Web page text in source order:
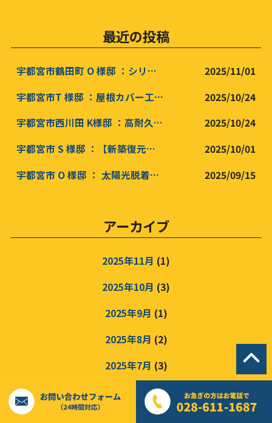
o
k
最近の投稿
宇都宮市鶴田町 O 様邸 ：シリコン屋根塗装 /シリコン外壁塗装工事 /木部塗装
2025/11/01
宇都宮市T 様邸 ：屋根カバー工事/ 高耐久遮断熱外壁塗装工事 ダブルトーン塗装/新築マット仕上げ
2025/10/24
宇都宮市西川田 K様邸 ：高耐久遮断熱外壁塗装工事 積水ハウス新築再現塗装工事
2025/10/24
宇都宮市 S 様邸 ：【新築復元塗装工事】遮熱屋根塗装 /屋根高耐久インテグラルコート塗装 高耐久外無機壁塗装工事 /高耐久インテグラルコート塗装
2025/10/01
宇都宮市 O 様邸 ： 太陽光脱着工事 屋根カバー工事 防水工事
2025/09/15
アーカイブ
2025年11月 (1)
2025年10月 (3)
2025年9月 (1)
2025年8月 (2)
2025年7月 (3)
2025年6月(3)
2025年5月(3)